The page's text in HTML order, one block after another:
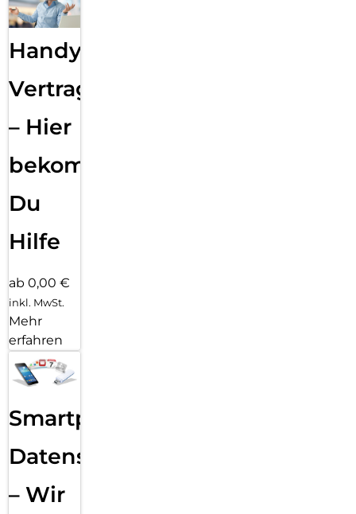
Handy
Vertragsabwicklung
– Hier
bekommst
Du
Hilfe
ab 0,00 €
inkl. MwSt.
Mehr
erfahren
Smartphone
Datensicherung
– Wir